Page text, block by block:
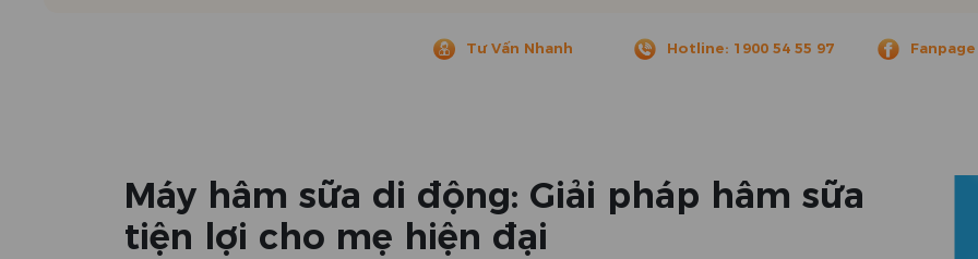
Tư Vấn Nhanh Hotline: 1900 54 55 97
Máy hâm sữa di động: Giải pháp hâm sữa
tiện lợi cho mẹ hiện đại